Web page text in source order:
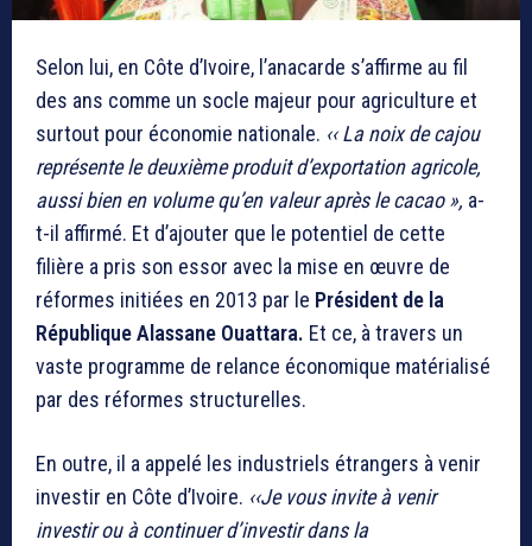
Selon lui, en Côte d’Ivoire, l’anacarde s’affirme au fil
des ans comme un socle majeur pour agriculture et
surtout pour économie nationale. ‹‹ La noix de cajou
représente le deuxième produit d’exportation agricole,
aussi bien en volume qu’en valeur après le cacao », a-
t-il affirmé. Et d’ajouter que le potentiel de cette
filière a pris son essor avec la mise en œuvre de
réformes initiées en 2013 par le Président de la
République Alassane Ouattara. Et ce, à travers un
vaste programme de relance économique matérialisé
par des réformes structurelles.
En outre, il a appelé les industriels étrangers à venir
investir en Côte d’Ivoire. ‹‹Je vous invite à venir
investir ou à continuer d’investir dans la